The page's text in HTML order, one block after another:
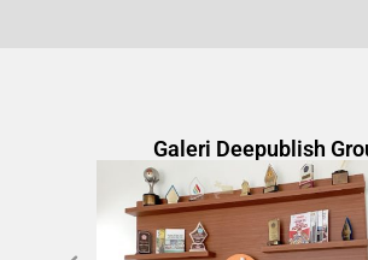
Galeri Deepublish